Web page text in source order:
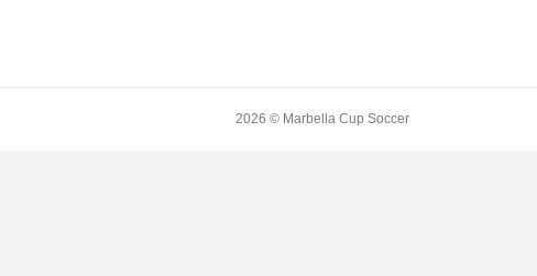
2026 © Marbella Cup Soccer